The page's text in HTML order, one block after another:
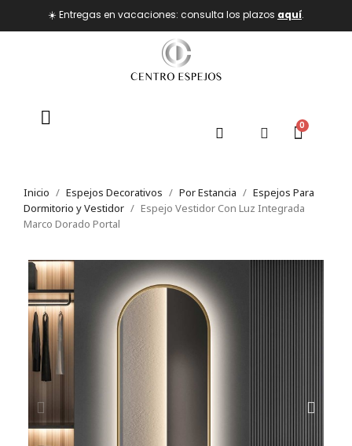
☀️ Entregas en vacaciones: consulta los plazos aquí.
Inicio Espejos Decorativos Por Estancia
Espejos Para
Dormitorio y Vestidor
Espejo Vestidor Con Luz Integrada
Marco Dorado Portal